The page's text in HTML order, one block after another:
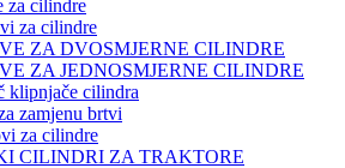
za cilindre
za cilindre
ZA DVOSMJERNE CILINDRE
ZA JEDNOSMJERNE CILINDRE
klipnjače cilindra
zamjenu brtvi
za cilindre
CILINDRI ZA TRAKTORE